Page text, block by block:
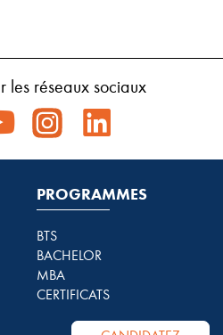
les réseaux sociaux
PROGRAMMES
BTS
BACHELOR
MBA
CERTIFICATS